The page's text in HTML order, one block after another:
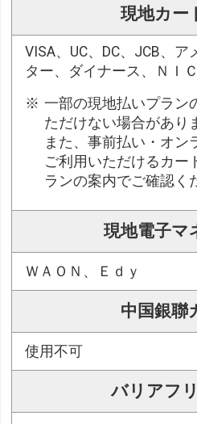
現地カー
VISA、UC、DC、JCB、ア
ター、ダイナース、ＮＩ
一部の現地払いプラン
ただけない場合があり
また、事前払い・オン
ご利用いただけるカー
ランの案内でご確認く
現地電子マ
ＷＡＯＮ、Ｅｄｙ
中国銀聯
使用不可
バリアフ